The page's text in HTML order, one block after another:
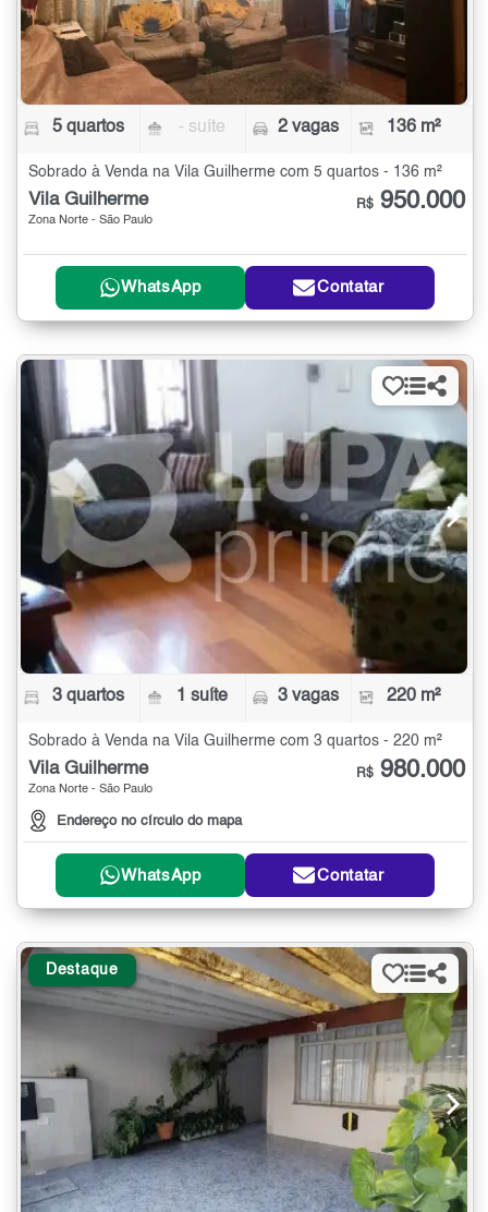
5 quartos - suíte 2 vagas 136 m²
Sobrado à Venda na Vila Guilherme com 5 quartos - 136 m²
Vila Guilherme
Zona Norte - São Paulo
R$ 950.000
WhatsApp Contatar
3 quartos 1 suíte 3 vagas 220 m²
Sobrado à Venda na Vila Guilherme com 3 quartos - 220 m²
Vila Guilherme
Zona Norte - São Paulo
Endereço no círculo do mapa
R$ 980.000
WhatsApp Contatar
Destaque